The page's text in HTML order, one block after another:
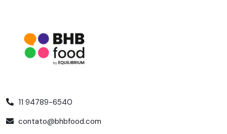
11 94789-6540
contato@bhbfood.com